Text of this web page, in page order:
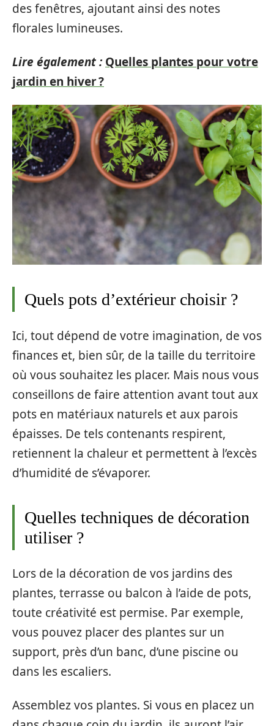
des fenêtres, ajoutant ainsi des notes
florales lumineuses.
Lire également : Quelles plantes pour votre
jardin en hiver ?
Quels pots d’extérieur choisir ?
Ici, tout dépend de votre imagination, de vos
finances et, bien sûr, de la taille du territoire
où vous souhaitez les placer. Mais nous vous
conseillons de faire attention avant tout aux
pots en matériaux naturels et aux parois
épaisses. De tels contenants respirent,
retiennent la chaleur et permettent à l’excès
d’humidité de s’évaporer.
Quelles techniques de décoration
utiliser ?
Lors de la décoration de vos jardins des
plantes, terrasse ou balcon à l’aide de pots,
toute créativité est permise. Par exemple,
vous pouvez placer des plantes sur un
support, près d’un banc, d’une piscine ou
dans les escaliers.
Assemblez vos plantes. Si vous en placez un